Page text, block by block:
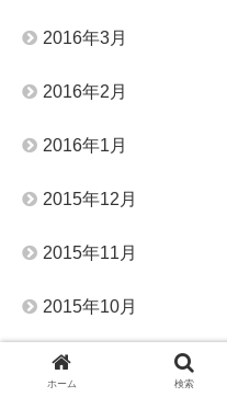
2016年3月
2016年2月
2016年1月
2015年12月
2015年11月
2015年10月
2015年9月
ホーム 検索